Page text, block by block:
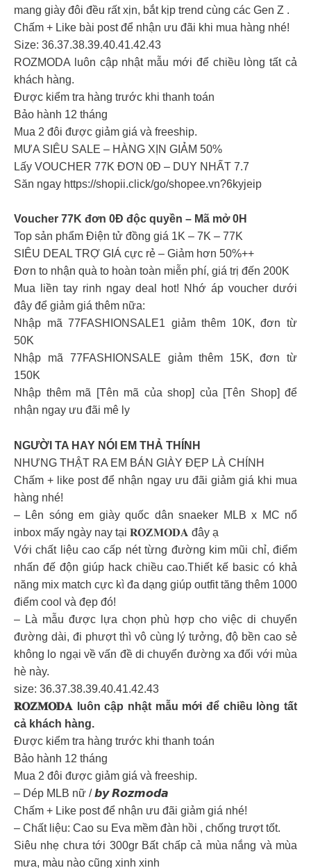
mang giày đôi đều rất xịn, bắt kịp trend cùng các Gen Z .
Chấm + Like bài post để nhận ưu đãi khi mua hàng nhé!
Size: 36.37.38.39.40.41.42.43
ROZMODA luôn cập nhật mẫu mới để chiều lòng tất cả
khách hàng.
Được kiểm tra hàng trước khi thanh toán
Bảo hành 12 tháng
Mua 2 đôi được giảm giá và freeship.
️MƯA SIÊU SALE – HÀNG XỊN GIẢM 50%
Lấy VOUCHER 77K ĐƠN 0Đ – DUY NHẤT 7.7
Săn ngay https://shopii.click/go/shopee.vn?6kyjeip
Voucher 77K đơn 0Đ độc quyền – Mã mở 0H
Top sản phẩm Điện tử đồng giá 1K – 7K – 77K
SIÊU DEAL TRỢ GIÁ cực rẻ – Giảm hơn 50%++
Đơn to nhận quà to hoàn toàn miễn phí, giá trị đến 200K
Mua liền tay rinh ngay deal hot! Nhớ áp voucher dưới
đây để giảm giá thêm nữa:
Nhập mã 77FASHIONSALE1 giảm thêm 10K, đơn từ
50K
Nhập mã 77FASHIONSALE giảm thêm 15K, đơn từ
150K
Nhập thêm mã [Tên mã của shop] của [Tên Shop] để
nhận ngay ưu đãi mê ly
NGƯỜI TA HAY NÓI EM THẢ THÍNH
NHƯNG THẬT RA EM BÁN GIÀY ĐẸP LÀ CHÍNH
Chấm + like post để nhận ngay ưu đãi giảm giá khi mua
hàng nhé!
– Lên sóng em giày quốc dân snaeker MLB x MC nổ
inbox mấy ngày nay tại 𝐑𝐎𝐙𝐌𝐎𝐃𝐀 đây ạ
Với chất liệu cao cấp nét từng đường kim mũi chỉ, điểm
nhấn đế độn giúp hack chiều cao.Thiết kế basic có khả
năng mix match cực kì đa dạng giúp outfit tăng thêm 1000
điểm cool và đẹp đó!
– Là mẫu được lựa chọn phù hợp cho việc di chuyển
đường dài, đi phượt thì vô cùng lý tưởng, độ bền cao sẻ
không lo ngại về vấn đề di chuyển đường xa đối với mùa
hè này.
size: 36.37.38.39.40.41.42.43
𝐑𝐎𝐙𝐌𝐎𝐃𝐀 luôn cập nhật mẫu mới để chiều lòng tất
cả khách hàng.
Được kiểm tra hàng trước khi thanh toán
Bảo hành 12 tháng
Mua 2 đôi được giảm giá và freeship.
– Dép MLB nữ / 𝙗𝙮 𝙍𝙤𝙯𝙢𝙤𝙙𝙖
Chấm + Like post để nhận ưu đãi giảm giá nhé!
– Chất liệu: Cao su Eva mềm đàn hồi , chống trượt tốt.
Siêu nhẹ chưa tới 300gr Bất chấp cả mùa nắng và mùa
mưa, màu nào cũng xinh xinh